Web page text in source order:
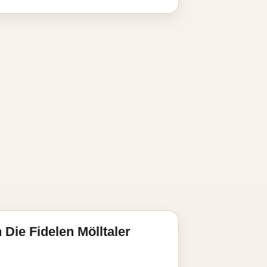
Die Fidelen Mölltaler